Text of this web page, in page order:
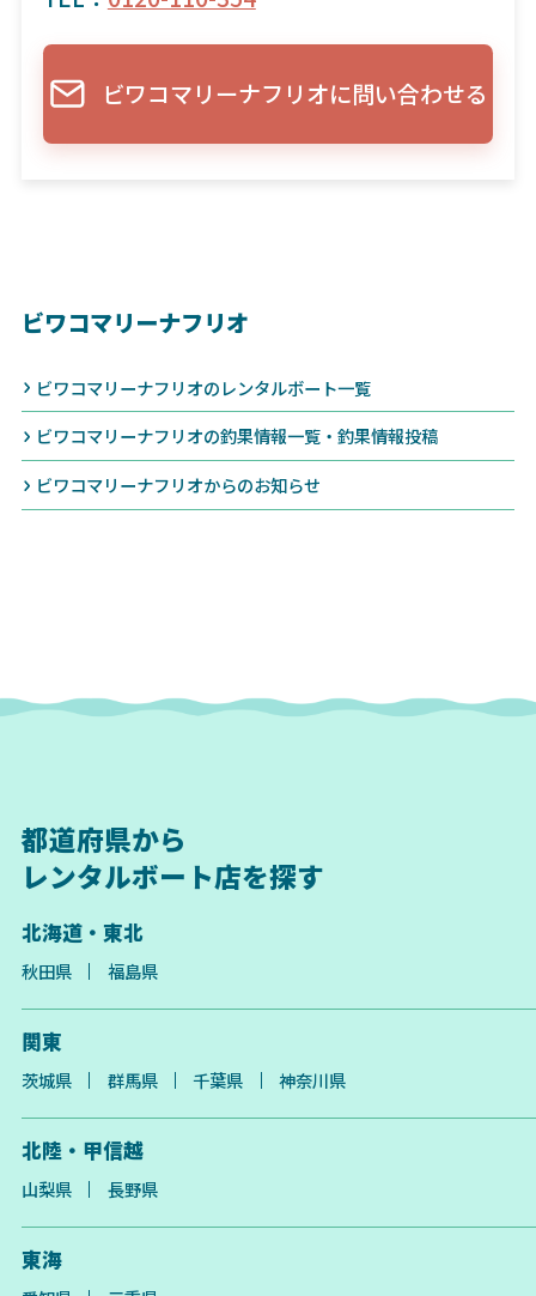
ビワコマリーナフリオに問い合わせる
ビワコマリーナフリオ
ビワコマリーナフリオのレンタルボート一覧
ビワコマリーナフリオの釣果情報一覧・釣果情報投稿
ビワコマリーナフリオからのお知らせ
都道府県から
レンタルボート店を探す
北海道・東北
秋田県 福島県
関東
茨城県 群馬県 千葉県 神奈川県
北陸・甲信越
山梨県 長野県
東海